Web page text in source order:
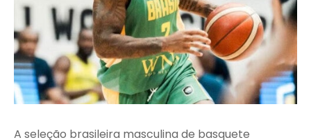
A seleção brasileira masculina de basquete